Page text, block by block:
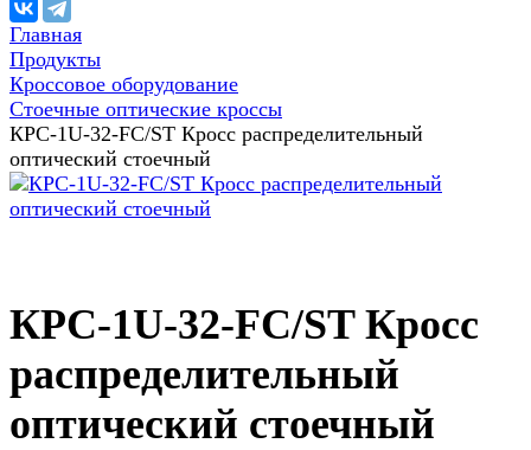
Главная
Продукты
Кроссовое оборудование
Стоечные оптические кроссы
КРС-1U-32-FC/ST Кросс распределительный
оптический стоечный
КРС-1U-32-FC/ST Кросс
распределительный
оптический стоечный